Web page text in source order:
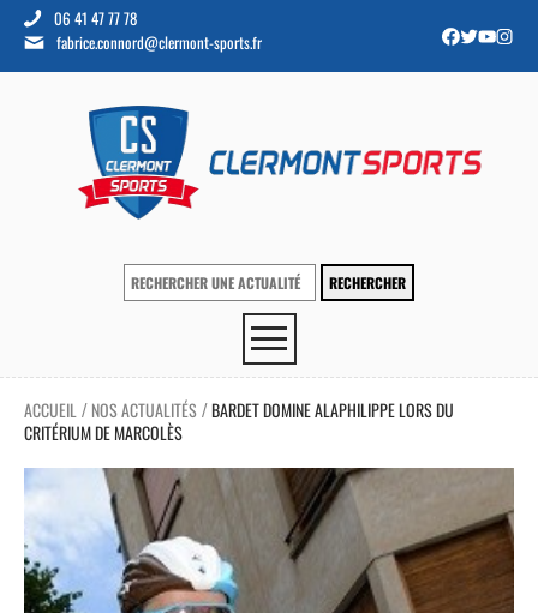
06 41 47 77 78
fabrice.connord@clermont-sports.fr
ACCUEIL / NOS ACTUALITÉS /BARDET DOMINE ALAPHILIPPE LORS DU
CRITÉRIUM DE MARCOLÈS